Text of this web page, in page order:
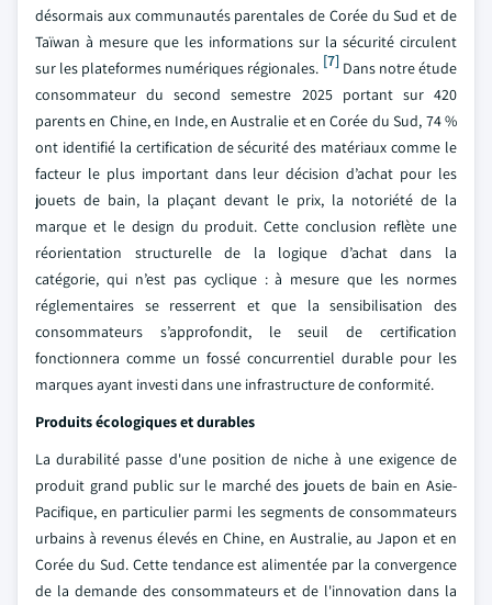
désormais aux communautés parentales de Corée du Sud et de
Taïwan à mesure que les informations sur la sécurité circulent
sur les plateformes numériques régionales. [7] Dans notre étude
consommateur du second semestre 2025 portant sur 420
parents en Chine, en Inde, en Australie et en Corée du Sud, 74 %
ont identifié la certification de sécurité des matériaux comme le
facteur le plus important dans leur décision d’achat pour les
jouets de bain, la plaçant devant le prix, la notoriété de la
marque et le design du produit. Cette conclusion reflète une
réorientation structurelle de la logique d’achat dans la
catégorie, qui n’est pas cyclique : à mesure que les normes
réglementaires se resserrent et que la sensibilisation des
consommateurs s’approfondit, le seuil de certification
fonctionnera comme un fossé concurrentiel durable pour les
marques ayant investi dans une infrastructure de conformité.
Produits écologiques et durables
La durabilité passe d'une position de niche à une exigence de
produit grand public sur le marché des jouets de bain en Asie-
Pacifique, en particulier parmi les segments de consommateurs
urbains à revenus élevés en Chine, en Australie, au Japon et en
Corée du Sud. Cette tendance est alimentée par la convergence
de la demande des consommateurs et de l'innovation dans la